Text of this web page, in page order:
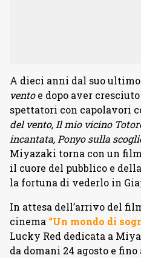
A dieci anni dal suo
ventoe dopo aver
spettatori con capolavori
del vento, Il mio vicino
incantata, Ponyo sulla
Miyazaki torna con un
il cuore del pubblico e
la fortuna di vederlo in
In attesa dell’arrivo del
cinema “Un mondo di
Lucky Red dedicata a
da domani 24 agosto e